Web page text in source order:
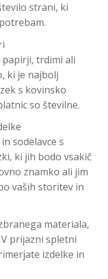
strani, ki
trdimi ali
ki je najbolj
s kovinsko
so številne.
sodelavce s
ki jih bodo vsakič
znamko ali jim
vaših storitev in
materiala,
prijazni spletni
izdelke in